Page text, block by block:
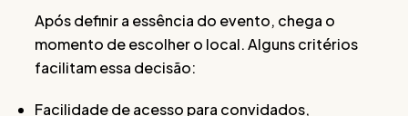
Após definir a essência do evento, chega o
momento de escolher o local. Alguns critérios
facilitam essa decisão:
Facilidade de acesso para convidados,